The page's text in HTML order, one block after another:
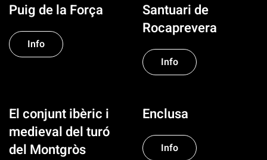
Puig de la Força
Info
Santuari de
Rocaprevera
Info
El conjunt ibèric i
medieval del turó
del Montgròs
Enclusa
Info